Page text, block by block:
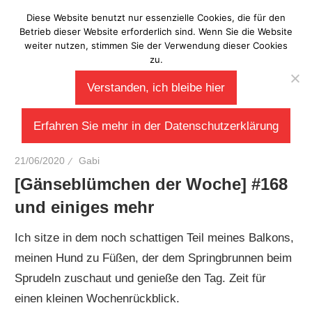
Inhalt
springen
Laberladen
21/06/2020 Gabi
[Gänseblümchen der Woche] #168
und einiges mehr
Ich sitze in dem noch schattigen Teil meines Balkons,
meinen Hund zu Füßen, der dem Springbrunnen beim
Sprudeln zuschaut und genieße den Tag. Zeit für
einen kleinen Wochenrückblick.
Diese Website benutzt nur essenzielle Cookies, die für den
Betrieb dieser Website erforderlich sind. Wenn Sie die Website
weiter nutzen, stimmen Sie der Verwendung dieser Cookies
zu.
Verstanden, ich bleibe hier
Erfahren Sie mehr in der Datenschutzerklärung